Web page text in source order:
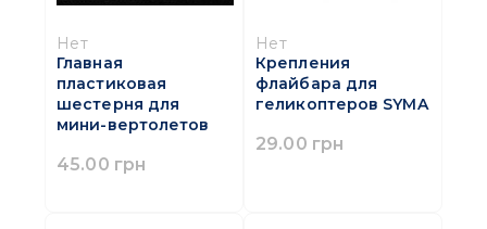
Нет
Главная
пластиковая
шестерня для
мини-вертолетов
45.00 грн
Нет
Крепления
флайбара для
геликоптеров SYMA
29.00 грн